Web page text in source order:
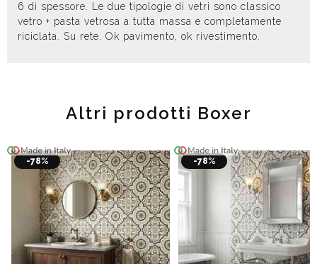
6 di spessore. Le due tipologie di vetri sono classico
vetro + pasta vetrosa a tutta massa e completamente
riciclata. Su rete. Ok pavimento, ok rivestimento.
Altri prodotti Boxer
-78% -78%